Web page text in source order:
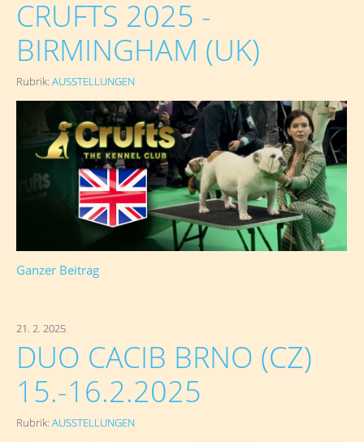
CRUFTS 2025 -
BIRMINGHAM (UK)
Rubrik: AUSSTELLUNGEN
Ganzer Beitrag
21. 2. 2025
DUO CACIB BRNO (CZ)
15.-16.2.2025
Rubrik: AUSSTELLUNGEN